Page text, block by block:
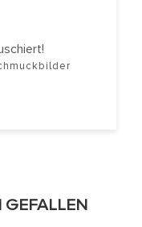
GEFALLEN